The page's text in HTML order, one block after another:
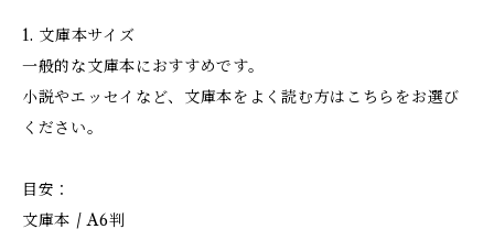
1. 文庫本サイズ
一般的な文庫本におすすめです。
小説やエッセイなど、文庫本をよく読む方はこちらをお選び
ください。
目安：
文庫本 / A6判